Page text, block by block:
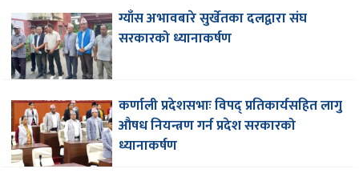
ग्याँस अभावबारे सुर्खेतका दलद्वारा संघ
सरकारको ध्यानाकर्षण
कर्णाली प्रदेशसभाः विपद् प्रतिकार्यसहित लागु
औषध नियन्त्रण गर्न प्रदेश सरकारको
ध्यानाकर्षण